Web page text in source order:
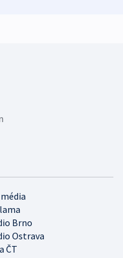
Brno
Ostrava
ČT